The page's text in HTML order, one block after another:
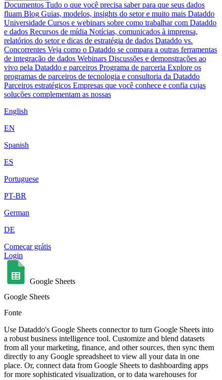
Documentos Tudo o que você precisa saber para que seus dados
fluam Blog Guias, modelos, insights do setor e muito mais Dataddo
Universidade Cursos e webinars sobre como trabalhar com Dataddo
e dados Recursos de mídia Notícias, comunicados à imprensa,
relatórios do setor e dicas de estratégia de dados Dataddo vs.
Concorrentes Veja como o Dataddo se compara a outras ferramentas
de integração de dados Webinars Discussões e demonstrações ao
vivo pela Dataddo e parceiros Programa de parceria Explore os
programas de parceiros de tecnologia e consultoria da Dataddo
Parceiros estratégicos Empresas que você conhece e confia cujas
soluções complementam as nossas
English
EN
Spanish
ES
Portuguese
PT-BR
German
DE
Começar grátis
Login
Google Sheets
Google Sheets
Fonte
Use Dataddo's Google Sheets connector to turn Google Sheets into
a robust business intelligence tool. Customize and blend datasets
from all your marketing, finance, and other sources, then sync them
directly to any Google spreadsheet to view all your data in one
place. Or, connect data from Google Sheets to dashboarding apps
for more sophisticated visualization, or to data warehouses for